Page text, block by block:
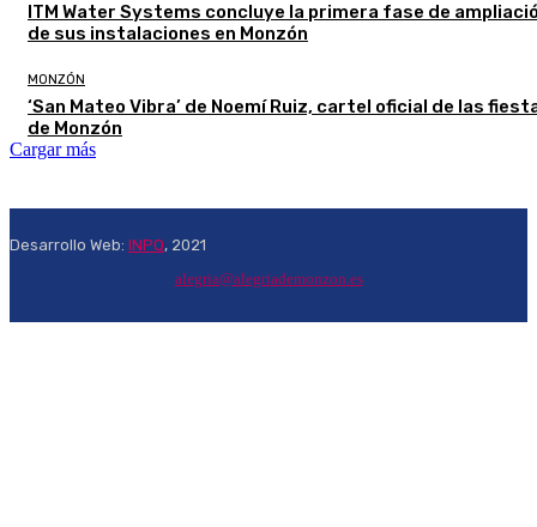
ITM Water Systems concluye la primera fase de
de sus instalaciones en Monzón
MONZÓN
‘San Mateo Vibra’ de Noemí Ruiz, cartel oficial de las
de Monzón
Cargar más
Desarrollo Web: INPQ, 2021
alegria@alegriademonzon.es